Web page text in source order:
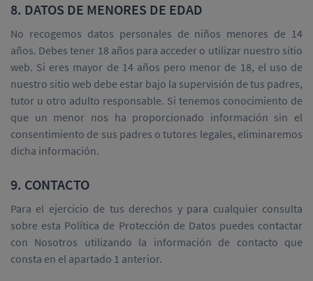
8. DATOS DE MENORES DE EDAD
No recogemos datos personales de niños menores de 14
años. Debes tener 18 años para acceder o utilizar nuestro sitio
web. Si eres mayor de 14 años pero menor de 18, el uso de
nuestro sitio web debe estar bajo la supervisión de tus padres,
tutor u otro adulto responsable. Si tenemos conocimiento de
que un menor nos ha proporcionado información sin el
consentimiento de sus padres o tutores legales, eliminaremos
dicha información.
9. CONTACTO
Para el ejercicio de tus derechos y para cualquier consulta
sobre esta Política de Protección de Datos puedes contactar
con Nosotros utilizando la información de contacto que
consta en el apartado 1 anterior.